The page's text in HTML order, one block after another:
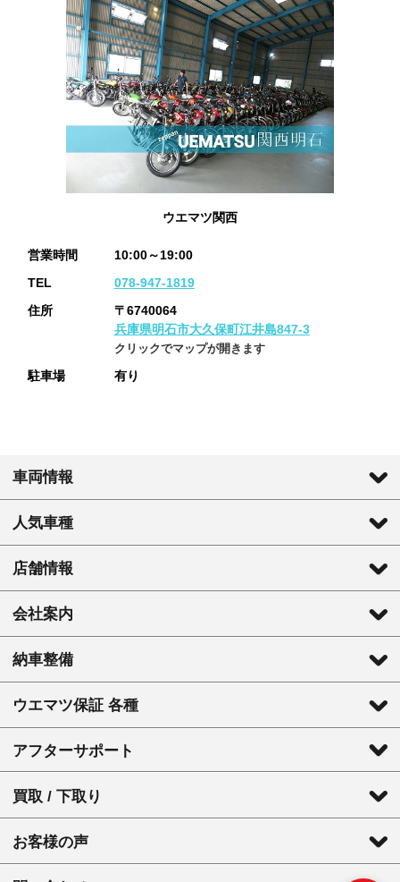
ウエマツ関西
営業時間
10:00～19:00
TEL
078-947-1819
住所
〒6740064
兵庫県明石市大久保町江井島847-3
クリックでマップが開きます
駐車場 有り
車両情報
人気車種
店舗情報
会社案内
納車整備
ウエマツ保証 各種
アフターサポート
買取 / 下取り
お客様の声